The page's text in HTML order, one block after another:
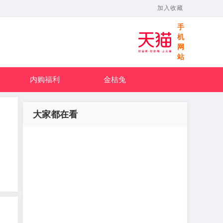
加入收藏
手
机
网
站
内购福利 金桔兔
大家都在看